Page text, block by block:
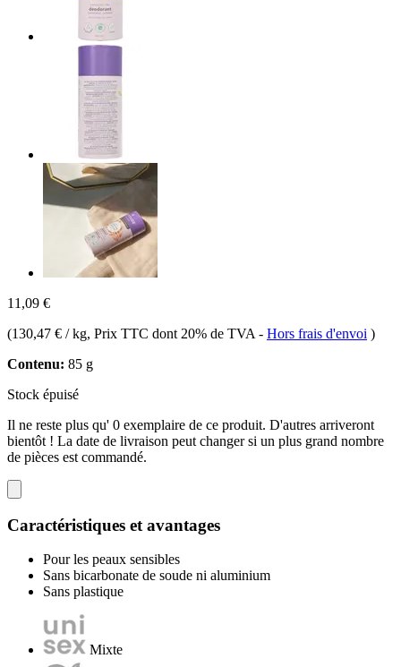
11,09 €
(130,47 € / kg, Prix TTC dont 20% de TVA - Hors frais d'envoi )
Contenu: 85 g
Stock épuisé
Il ne reste plus qu' 0 exemplaire de ce produit. D'autres arriveront
bientôt ! La date de livraison peut changer si un plus grand nombre
de pièces est commandé.
Caractéristiques et avantages
Pour les peaux sensibles
Sans bicarbonate de soude ni aluminium
Sans plastique
Mixte